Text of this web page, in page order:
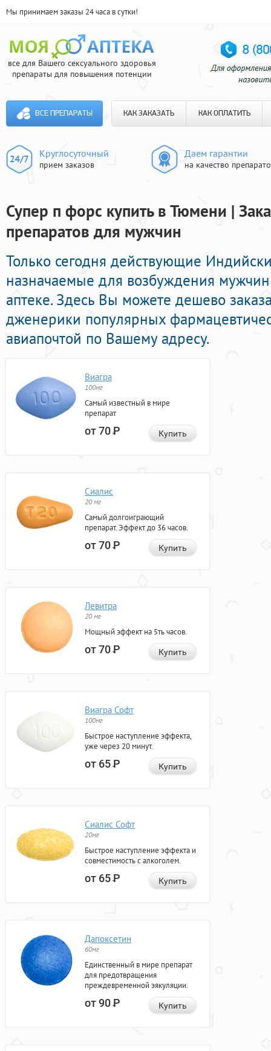
Мы принимаем заказы 24 часа в сутки!
все для Вашего сексуального здоровья
препараты для повышения потенции
ВСЕ ПРЕПАРАТЫ КАК ЗАКАЗАТЬ КАК ОПЛАТИТЬ
Круглосуточный
прием заказов
Даем гарантии
на качество
Супер п форс купить в Тюмени |
препаратов для мужчин
Только сегодня действующие
назначаемые для возбуждения
аптеке. Здесь Вы можете дешево
дженерики популярных
авиапочтой по Вашему адресу.
Виагра
100мг
Самый известный в мире
препарат
от 70Р Купить
Сиалис
20 мг
Самый долгоиграющий
препарат. Эффект до 36 часов.
от 70Р Купить
Левитра
20 мг
Мощный эффект на 5ть часов.
от 70Р Купить
Виагра Софт
100мг
Быстрое наступление эффекта,
уже через 20 минут.
от 65Р Купить
Сиалис Софт
20мг
Быстрое наступление эффекта и
совместимость с алкоголем.
от 65Р Купить
Дапоксетин
60мг
Единственный в мире препарат
для предотвращения
преждевременной эякуляции.
от 90Р Купить